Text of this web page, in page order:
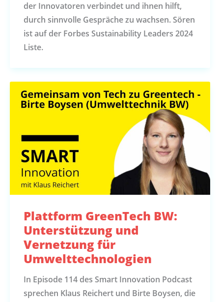
der Innovatoren verbindet und ihnen hilft,
durch sinnvolle Gespräche zu wachsen. Sören
ist auf der Forbes Sustainability Leaders 2024
Liste.
Plattform GreenTech BW:
Unterstützung und
Vernetzung für
Umwelttechnologien
In Episode 114 des Smart Innovation Podcast
sprechen Klaus Reichert und Birte Boysen, die